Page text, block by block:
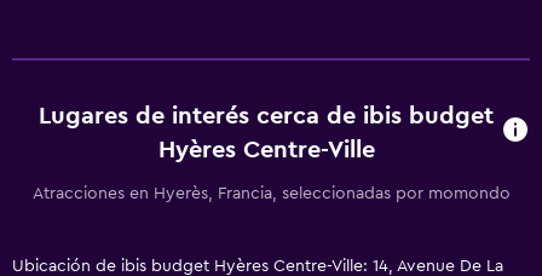
Espacio de almacenamiento
Aire libre
Lugares de interés cerca de ibis budget
Hyères Centre-Ville
Atracciones en Hyerès, Francia, seleccionadas por momondo
Ubicación de ibis budget Hyères Centre-Ville: 14, Avenue De La